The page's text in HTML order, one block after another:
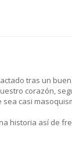
tras un
corazón,
casi
historia así de